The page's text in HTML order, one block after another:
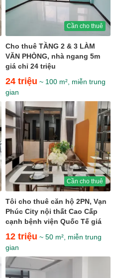
Cần cho thuê
Cho thuê TẦNG 2 & 3 LÀM
VĂN PHÒNG, nhà ngang 5m
giá chỉ 24 triệu
24 triệu ~ 100 m², miễn trung
gian
Cần cho thuê
Tôi cho thuê căn hộ 2PN, Vạn
Phúc City nội thất Cao Cấp
cạnh bệnh viện Quốc Tế giá
chỉ 12 triệu
12 triệu ~ 50 m², miễn trung
gian